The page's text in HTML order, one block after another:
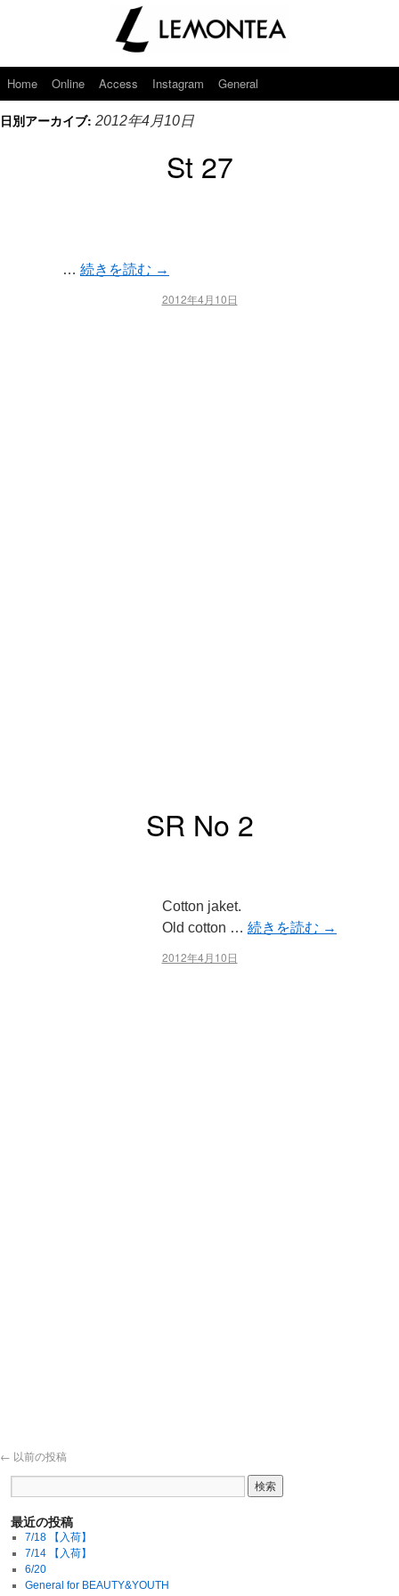
Home Online Access Instagram General
日別アーカイブ: 2012年4月10日
St 27
… 続きを読む →
2012年4月10日
SR No 2
Cotton jaket.
Old cotton … 続きを読む →
2012年4月10日
← 以前の投稿
最近の投稿
7/18 【入荷】
7/14 【入荷】
6/20
General for BEAUTY&YOUTH